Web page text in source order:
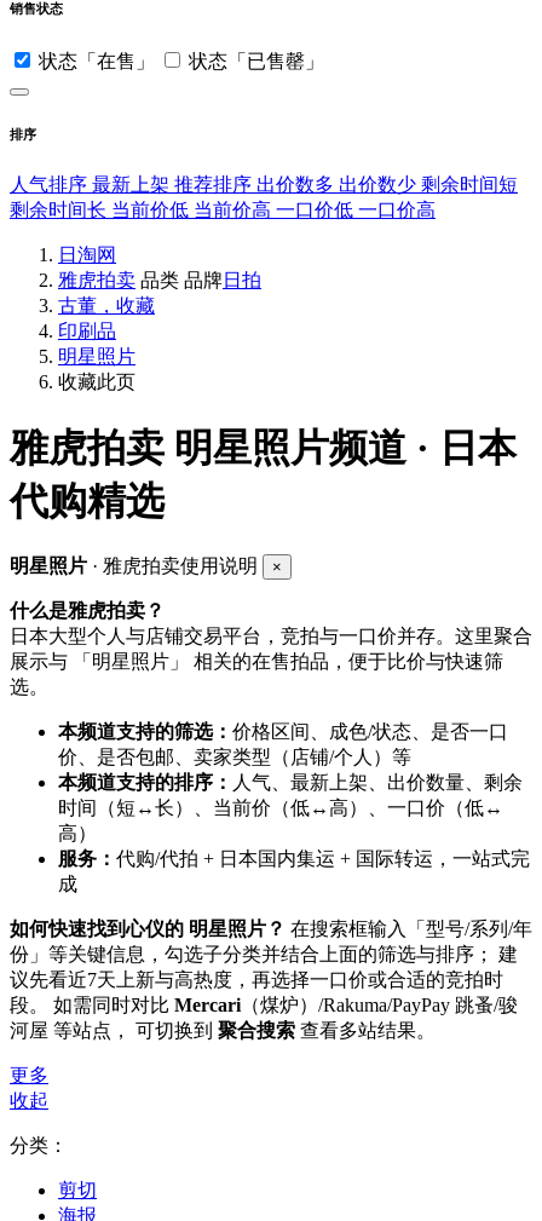
销售状态
状态「在售」 状态「已售罄」
排序
人气排序 最新上架 推荐排序 出价数多 出价数少 剩余时间短
剩余时间长 当前价低 当前价高 一口价低 一口价高
日淘网
雅虎拍卖 品类 品牌日拍
古董，收藏
印刷品
明星照片
收藏此页
雅虎拍卖 明星照片频道 · 日本
代购精选
明星照片 · 雅虎拍卖使用说明 ×
什么是雅虎拍卖？
日本大型个人与店铺交易平台，竞拍与一口价并存。这里聚合
展示与 「明星照片」 相关的在售拍品，便于比价与快速筛
选。
本频道支持的筛选： 价格区间、成色/状态、是否一口
价、是否包邮、卖家类型（店铺/个人）等
本频道支持的排序： 人气、最新上架、出价数量、剩余
时间（短↔长）、当前价（低↔高）、一口价（低↔
高）
服务： 代购/代拍 + 日本国内集运 + 国际转运，一站式完
成
如何快速找到心仪的 明星照片？ 在搜索框输入「型号/系列/年
份」等关键信息，勾选子分类并结合上面的筛选与排序； 建
议先看近7天上新与高热度，再选择一口价或合适的竞拍时
段。 如需同时对比 Mercari （煤炉）/Rakuma/PayPay 跳蚤/骏
河屋 等站点， 可切换到 聚合搜索 查看多站结果。
更多
收起
分类：
剪切
海报